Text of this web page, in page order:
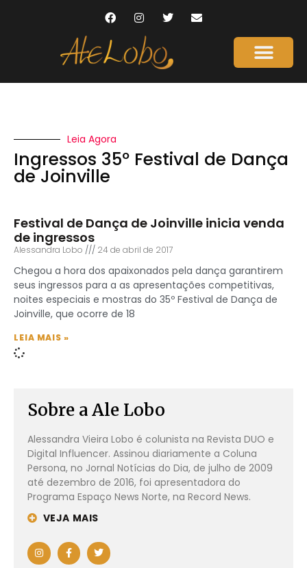
Leia Agora
Ingressos 35º Festival de Dança
de Joinville
Festival de Dança de Joinville inicia venda
de ingressos
Alessandra Lobo 24 de abril de 2017
Chegou a hora dos apaixonados pela dança garantirem
seus ingressos para a as apresentações competitivas,
noites especiais e mostras do 35º Festival de Dança de
Joinville, que ocorre de 18
LEIA MAIS »
Sobre a Ale Lobo
Alessandra Vieira Lobo é colunista na Revista DUO e
Digital Influencer. Assinou diariamente a Coluna
Persona, no Jornal Notícias do Dia, de julho de 2009
até dezembro de 2016, foi apresentadora do
Programa Espaço News Norte, na Record News.
VEJA MAIS